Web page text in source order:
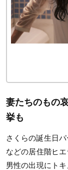
妻たちのもの
挙も
さくらの誕生日
などの居住階ヒ
男性の出現にト